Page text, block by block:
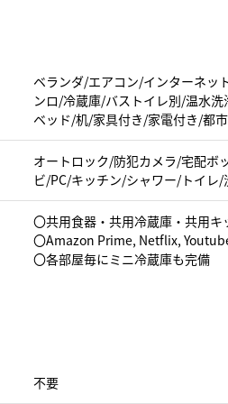
ベランダ/エアコン/インターネッ
ンロ/冷蔵庫/バストイレ別/温水
ベッド/机/家具付き/家電付き/都
オートロック/防犯カメラ/宅配ボ
ビ/PC/キッチン/シャワー/トイ
〇共用食器・共用冷蔵庫・共用キ
〇Amazon Prime, Netflix,
〇各部屋毎にミニ冷蔵庫も完備
不要